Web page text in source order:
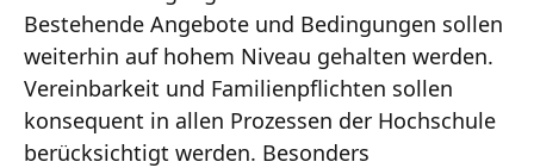
Bestehende Angebote und Bedingungen sollen
weiterhin auf hohem Niveau gehalten werden.
Vereinbarkeit und Familienpflichten sollen
konsequent in allen Prozessen der Hochschule
berücksichtigt werden. Besonders